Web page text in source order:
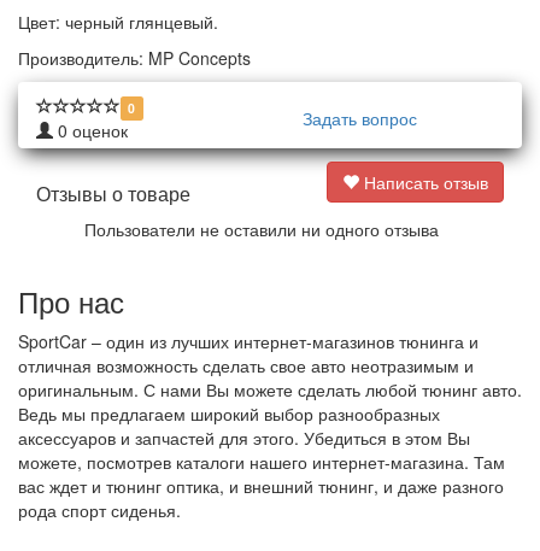
Цвет: черный глянцевый.
Производитель: MP Concepts
0
0 оценок Задать вопрос
Отзывы о товаре
Написать отзыв
Пользователи не оставили ни одного отзыва
Про нас
SportCar – один из лучших интернет-магазинов тюнинга и
отличная возможность сделать свое авто неотразимым и
оригинальным. С нами Вы можете сделать любой тюнинг авто.
Ведь мы предлагаем широкий выбор разнообразных
аксессуаров и запчастей для этого. Убедиться в этом Вы
можете, посмотрев каталоги нашего интернет-магазина. Там
вас ждет и тюнинг оптика, и внешний тюнинг, и даже разного
рода спорт сиденья.